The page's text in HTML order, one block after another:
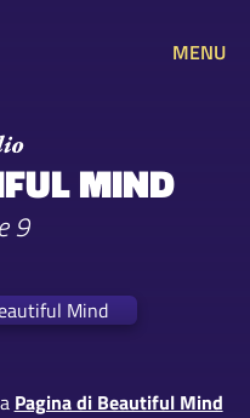
MENU
MIND
9
Pagina di Beautiful Mind